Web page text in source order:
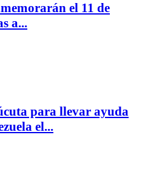
el 11 de
a...
para llevar ayuda
el...